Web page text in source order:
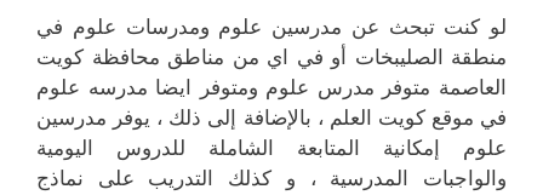
لو كنت تبحث عن مدرسين علوم ومدرسات علوم في
منطقة الصليبخات أو في اي من مناطق محافظة كويت
العاصمة متوفر مدرس علوم ومتوفر ايضا مدرسه علوم
في موقع كويت العلم ، بالإضافة إلى ذلك ، يوفر مدرسين
علوم إمكانية المتابعة الشاملة للدروس اليومية
والواجبات المدرسية ، و كذلك التدريب على نماذج